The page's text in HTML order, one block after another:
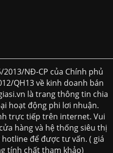
NĐ-CP của Chính phủ
QH13 về kinh doanh bán
là trang thông tin chia
hoạt động phi lơi nhuận.
trực tiếp trên internet. Vui
hàng và hệ thống siêu thị
để được tư vấn. ( giá
tính chất tham khảo)